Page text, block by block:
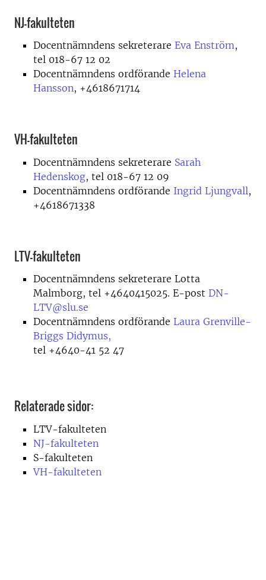
NJ-fakulteten
Docentnämndens sekreterare Eva Enström,
tel 018-67 12 02
Docentnämndens ordförande Helena
Hansson, +4618671714
VH-fakulteten
Docentnämndens sekreterare Sarah
Hedenskog, tel 018-67 12 09
Docentnämndens ordförande Ingrid Ljungvall,
+4618671338
LTV-fakulteten
Docentnämndens sekreterare Lotta
Malmborg, tel +4640415025. E-post DN-
LTV@slu.se
Docentnämndens ordförande Laura Grenville-
Briggs Didymus,
tel +4640-41 52 47
Relaterade sidor:
LTV-fakulteten
NJ-fakulteten
S-fakulteten
VH-fakulteten